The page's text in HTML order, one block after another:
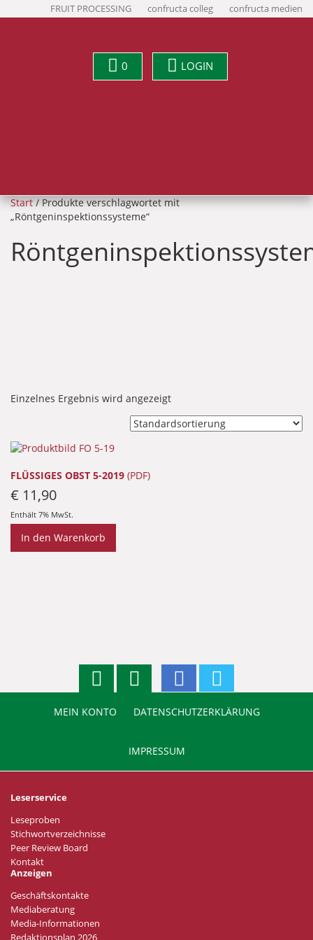
FRUIT PROCESSING confructa colleg confructa medien
0 LOGIN
Start/ Produkte verschlagwortet mit
„Röntgeninspektionssysteme“
Einzelnes Ergebnis wird angezeigt
FLÜSSIGES OBST 5-2019 (PDF)
€ 11,90
Enthält 7% MwSt.
In den Warenkorb
MEIN KONTO DATENSCHUTZERKLÄRUNG
IMPRESSUM
Leserservice
Leseproben
Stichwortverzeichnisse
Peer Review Board
Kontakt
Anzeigen
Geschäftskontakte
Mediaberatung
Media-Informationen
Redaktionsplan 2026